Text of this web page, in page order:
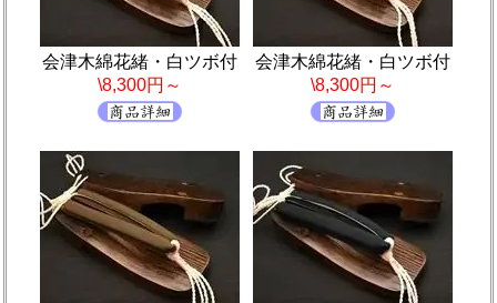
会津木綿花緒・白ツボ付
\8,300円～
会津木綿花緒・白ツボ付
\8,300円～